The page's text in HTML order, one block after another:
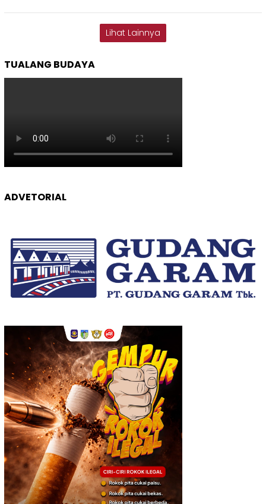
Lihat Lainnya
TUALANG BUDAYA
ADVETORIAL